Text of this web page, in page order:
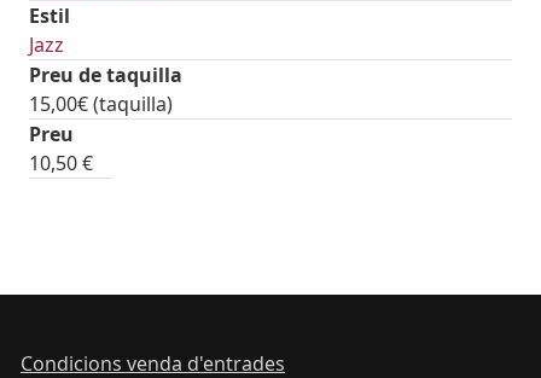
Estil
Jazz
Preu de taquilla
15,00€ (taquilla)
tickets
Preu
10,50 €
Condicions venda d'entrades